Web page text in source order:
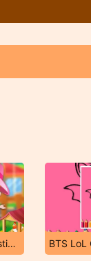
Baby Hazel Harvest Festival BTS LoL